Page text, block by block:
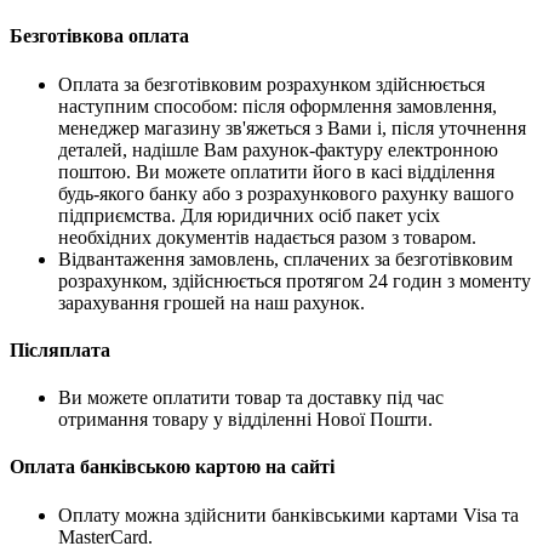
Безготівкова оплата
Оплата за безготівковим розрахунком здійснюється
наступним способом: після оформлення замовлення,
менеджер магазину зв'яжеться з Вами і, після уточнення
деталей, надішле Вам рахунок-фактуру електронною
поштою. Ви можете оплатити його в касі відділення
будь-якого банку або з розрахункового рахунку вашого
підприємства. Для юридичних осіб пакет усіх
необхідних документів надається разом з товаром.
Відвантаження замовлень, сплачених за безготівковим
розрахунком, здійснюється протягом 24 годин з моменту
зарахування грошей на наш рахунок.
Післяплата
Ви можете оплатити товар та доставку під час
отримання товару у відділенні Нової Пошти.
Оплата банківською картою на сайті
Оплату можна здійснити банківськими картами Visa та
MasterCard.